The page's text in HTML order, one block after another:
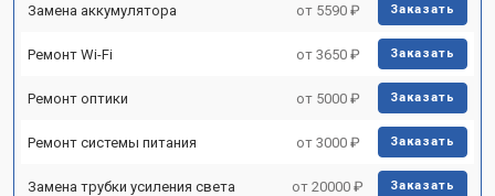
Замена аккумулятора от 5590 ₽ Заказать
Ремонт Wi-Fi от 3650 ₽ Заказать
Ремонт оптики от 5000 ₽ Заказать
Ремонт системы питания от 3000 ₽ Заказать
Замена трубки усиления света от 20000 ₽ Заказать